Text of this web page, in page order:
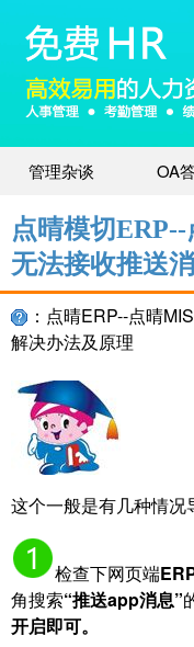
管理杂谈 OA
点晴模切
无法接收推送
：点晴ERP--点晴
解决办法及原理
这个一般是有几种情况
检查下网页端
角搜索“推送app消息”
开启即可。